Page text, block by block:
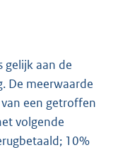
gelijk aan de
De meerwaarde
een getroffen
volgende
10%